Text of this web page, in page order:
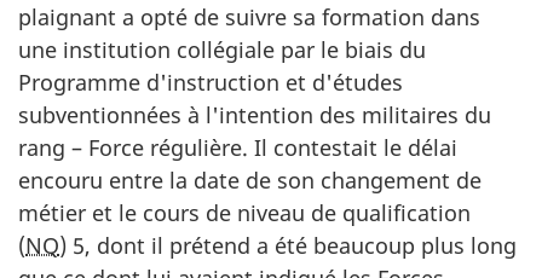
plaignant a opté de suivre sa formation dans
une institution collégiale par le biais du
Programme d'instruction et d'études
subventionnées à l'intention des militaires du
rang – Force régulière. Il contestait le délai
encouru entre la date de son changement de
métier et le cours de niveau de qualification
(NQ) 5, dont il prétend a été beaucoup plus long